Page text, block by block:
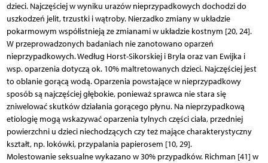
dzieci. Najczęściej w wyniku urazów nieprzypadkowych dochodzi do
uszkodzeń jelit, trzustki i wątroby. Nierzadko zmiany w układzie
pokarmowym współistnieją ze zmianami w układzie kostnym [20, 24].
W przeprowadzonych badaniach nie zanotowano oparzeń
nieprzypadkowych. Według Horst-Sikorskiej i Bryla oraz van Ewijka i
wsp. oparzenia dotyczą ok. 10% maltretowanych dzieci. Najczęściej jest
to oblanie gorącą wodą. Oparzenia powstające w nieprzypadkowy
sposób są najczęściej głębokie, ponieważ sprawca nie stara się
zniwelować skutków działania gorącego płynu. Na nieprzypadkową
etiologię mogą wskazywać oparzenia tylnych części ciała, przedniej
powierzchni u dzieci niechodzących czy też mające charakterystyczny
kształt, np. lokówki, przypalania papierosem [10, 29].
Molestowanie seksualne wykazano w 30% przypadków. Richman [41] w